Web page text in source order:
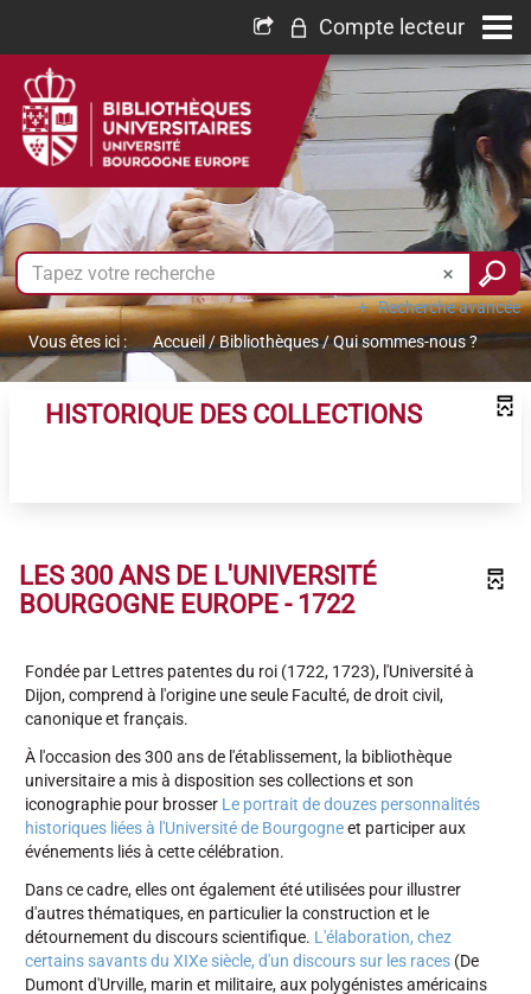
Compte lecteur
Recherche avancée
Vous êtes ici :
Accueil /Bibliothèques/Qui sommes-nous ?
HISTORIQUE DES COLLECTIONS
LES 300 ANS DE L'UNIVERSITÉ
BOURGOGNE EUROPE - 1722
Fondée par Lettres patentes du roi (1722, 1723), l'Université à
Dijon, comprend à l'origine une seule Faculté, de droit civil,
canonique et français.
À l'occasion des 300 ans de l'établissement, la bibliothèque
universitaire a mis à disposition ses collections et son
iconographie pour brosser Le portrait de douzes personnalités
historiques liées à l'Université de Bourgogneet participer aux
événements liés à cette célébration.
Dans ce cadre, elles ont également été utilisées pour illustrer
d'autres thématiques, en particulier la construction et le
détournement du discours scientifique. L'élaboration, chez
certains savants du XIXe siècle, d'un discours sur les races (De
Dumont d'Urville, marin et militaire, aux polygénistes américains